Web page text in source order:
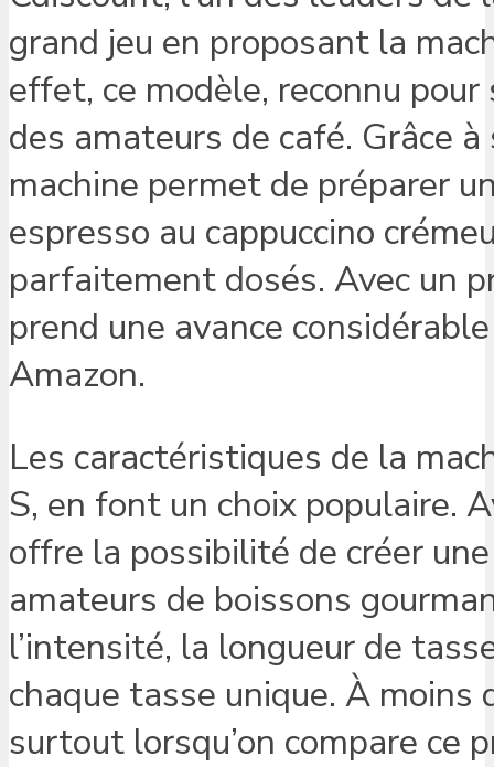
grand jeu en proposant la
effet, ce modèle, reconnu
des amateurs de café. Grâce
machine permet de préparer
espresso au cappuccino
parfaitement dosés. Avec un
prend une avance
Amazon.
Les caractéristiques de la
S, en font un choix populaire.
offre la possibilité de créer
amateurs de boissons
l’intensité, la longueur de
chaque tasse unique. À moins
surtout lorsqu’on compare ce